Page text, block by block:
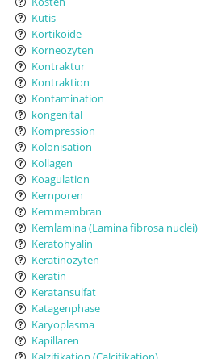
Kutis
Kortikoide
Korneozyten
Kontraktur
Kontraktion
Kontamination
kongenital
Kompression
Kolonisation
Kollagen
Koagulation
Kernporen
Kernmembran
Kernlamina (Lamina fibrosa nuclei)
Keratohyalin
Keratinozyten
Keratin
Keratansulfat
Katagenphase
Karyoplasma
Kapillaren